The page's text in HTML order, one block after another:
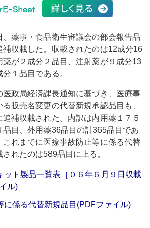
薬事・食品衛生審議会の部会報告品
補収載した。収載されたのは12成分16
薬が２成分２品目、注射薬が９成分13
１品目である。
政局経済課長通知に基づき、医療事
販売名変更の代替新規承認品目も、
補収載された。内訳は内用薬１７５
品目、外用薬36品目の計365品目であ
これまでに医療事故防止等に係る代替
れたのは589品目に上る。
ット製品一覧表［０６年６月９日収載
ル)
に係る代替新規品目(PDFファイル)